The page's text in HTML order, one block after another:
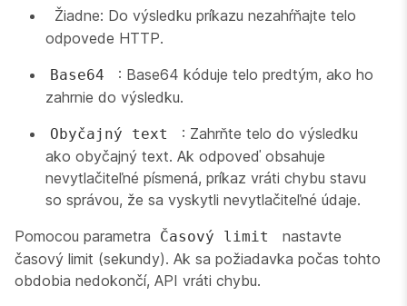
Žiadne: Do výsledku príkazu nezahŕňajte telo
odpovede HTTP.
Base64
: Base64 kóduje telo predtým, ako ho
zahrnie do výsledku.
Obyčajný text
: Zahrňte telo do výsledku
ako obyčajný text. Ak odpoveď obsahuje
nevytlačiteľné písmená, príkaz vráti chybu stavu
so správou, že sa vyskytli nevytlačiteľné údaje.
Pomocou parametra
Časový limit
nastavte
časový limit (sekundy). Ak sa požiadavka počas tohto
obdobia nedokončí, API vráti chybu.